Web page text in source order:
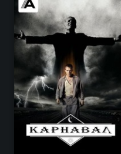
7.7 8.4